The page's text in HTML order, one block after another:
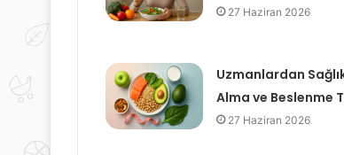
27 Haziran 2026
Uzmanlardan
Alma ve Beslenme
27 Haziran 2026